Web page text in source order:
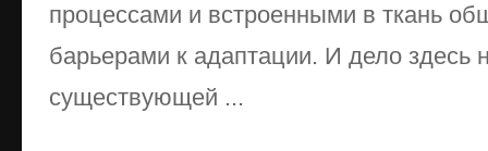
процессами и встроенными в ткань
барьерами к адаптации. И дело здесь
существующей ...